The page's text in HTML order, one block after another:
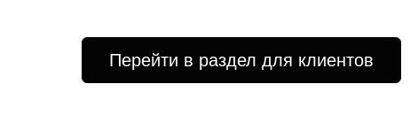
Перейти в раздел для клиентов